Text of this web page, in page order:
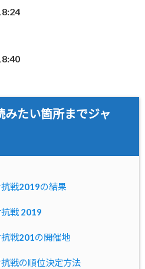
みたい箇所までジャ
戦2019の結果
戦 2019
戦201の開催地
戦の順位決定方法